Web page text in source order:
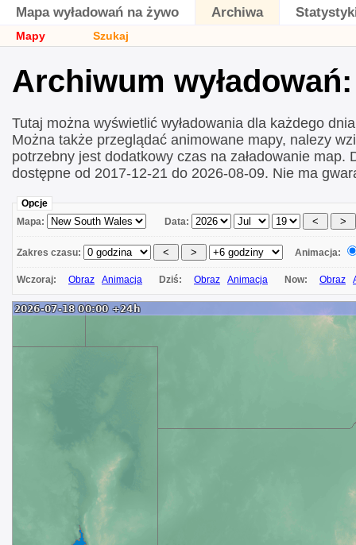
Mapa wyładowań na żywo Archiwa
Mapy Szukaj
Archiwum
Tutaj można wyświetlić wyładowania dla każdego
Można także przeglądać animowane mapy, nalezy
potrzebny jest dodatkowy czas na załadowanie map.
dostępne od 2017-12-21 do 2026-08-09. Nie ma
Opcje
Mapa:
Data:
Zakres czasu: Animacja:
Wczoraj: Obraz Animacja Dziś: Obraz Animacja Now: Obraz